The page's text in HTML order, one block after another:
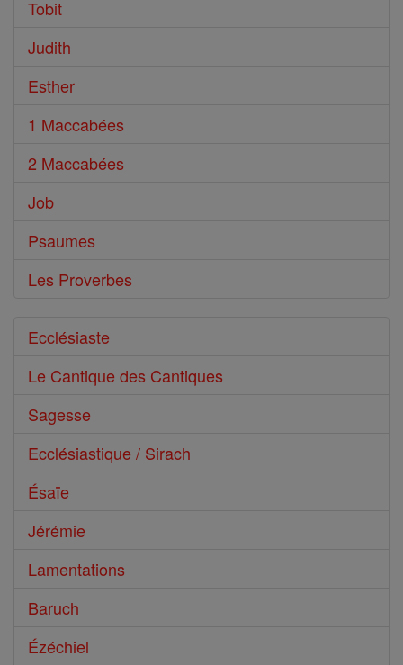
Tobit
Judith
Esther
1 Maccabées
2 Maccabées
Job
Psaumes
Les Proverbes
Ecclésiaste
Le Cantique des Cantiques
Sagesse
Ecclésiastique / Sirach
Ésaïe
Jérémie
Lamentations
Baruch
Ézéchiel